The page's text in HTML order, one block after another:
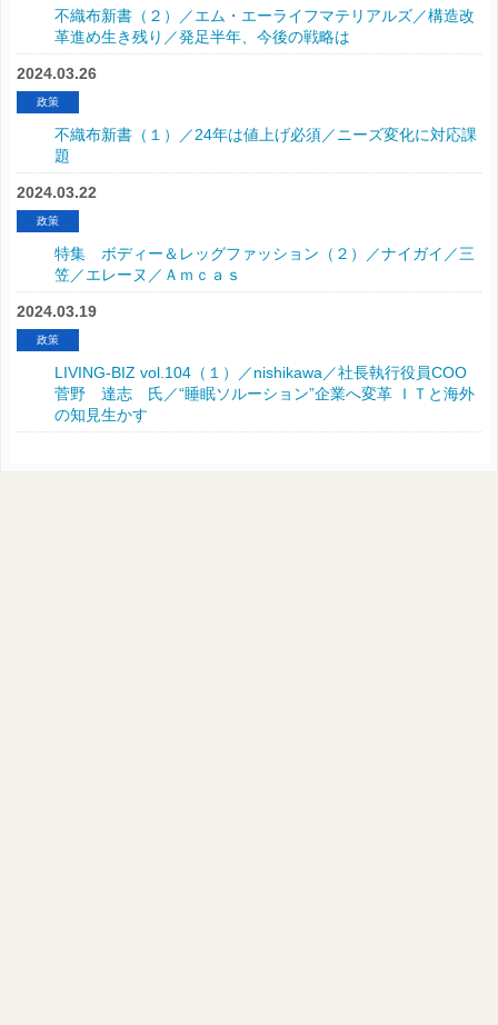
不織布新書（２）／エム・エーライフマテリアルズ／構造改
革進め生き残り／発足半年、今後の戦略は
2024.03.26
政策
不織布新書（１）／24年は値上げ必須／ニーズ変化に対応課
題
2024.03.22
政策
特集 ボディー＆レッグファッション（２）／ナイガイ／三
笠／エレーヌ／Ａｍｃａｓ
2024.03.19
政策
LIVING-BIZ vol.104（１）／nishikawa／社長執行役員COO
菅野 達志 氏／“睡眠ソルーション”企業へ変革 ＩＴと海外
の知見生かす